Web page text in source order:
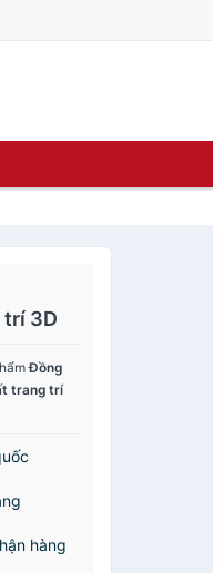
trí 3D
Đồng
trang trí
hàng